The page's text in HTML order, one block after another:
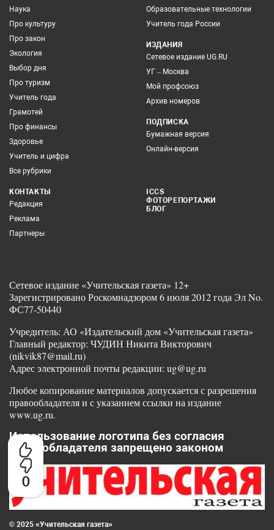
0
Наука
Про культуру
Про закон
Экология
Выбор дня
Про туризм
Учитель года
Грамотей
Про финансы
Здоровье
Учитель и цифра
Все рубрики
Образовательные технологии
Учитель года России
ИЗДАНИЯ
Сетевое издание UG.RU
УГ – Москва
Мой профсоюз
Архив номеров
ПОДПИСКА
Бумажная версия
Онлайн-версия
КОНТАКТЫ
Редакция
Реклама
Партнеры
ICCS
ФОТОРЕПОРТАЖИ
БЛОГ
Сетевое издание «Учительская газета» 12+
Зарегистрировано Роскомнадзором 6 июля 2012 года Эл No.
ФС77-50440
Учредитель: АО «Издательский дом «Учительская газета»
Главный редактор: ЧУДИН Никита Викторович
(nikvik87@mail.ru)
Адрес электронной почты редакции: ug@ug.ru
Любое копирование материалов допускается с разрешения
правообладателя и с указанием ссылки на издание
www.ug.ru.
Использование логотипа без согласия
правообладателя запрещено законом
© 2025 «Учительская газета»